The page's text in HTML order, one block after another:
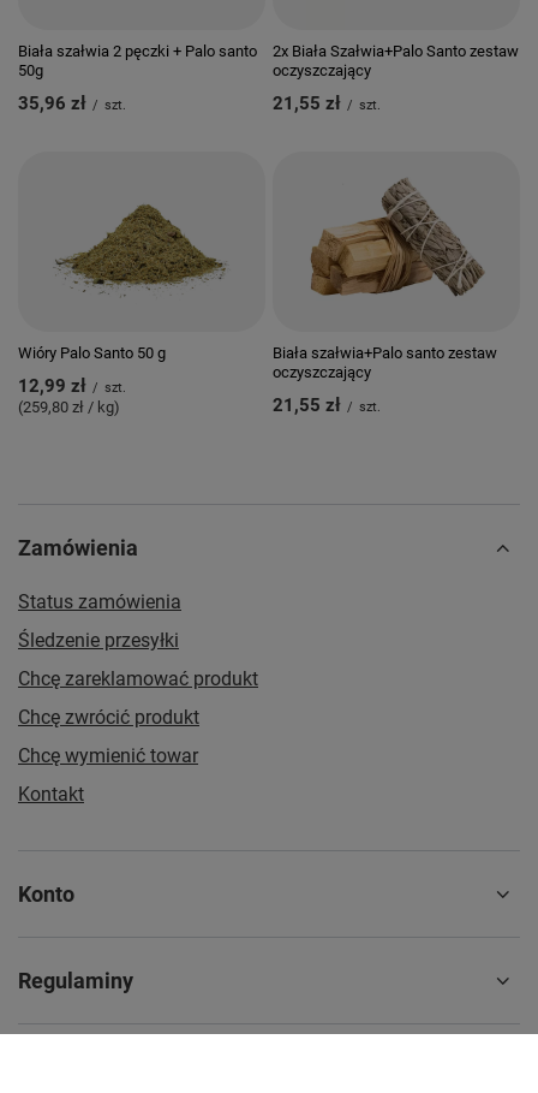
Biała szałwia 2 pęczki + Palo santo
50g
35,96 zł / szt.
2x Biała Szałwia+Palo Santo zestaw
oczyszczający
21,55 zł / szt.
Wióry Palo Santo 50 g
12,99 zł / szt.
(259,80 zł / kg)
Biała szałwia+Palo santo zestaw
oczyszczający
21,55 zł / szt.
Zamówienia
Status zamówienia
Śledzenie przesyłki
Chcę zareklamować produkt
Chcę zwrócić produkt
Chcę wymienić towar
Kontakt
Konto
Regulaminy